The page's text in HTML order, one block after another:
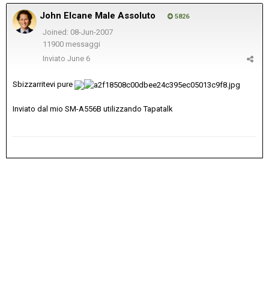
John Elcane Male Assoluto 5826
Joined: 08-Jun-2007
11900 messaggi
Inviato June 6
Sbizzarritevi pure
Inviato dal mio SM-A556B utilizzando Tapatalk